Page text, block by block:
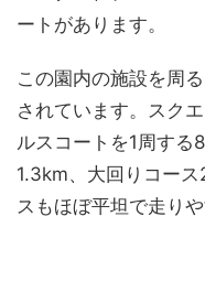
ートがあります。
この園内の施設を周
されています。スク
ルスコートを1周する
1.3km、大回りコー
スもほぼ平坦で走り